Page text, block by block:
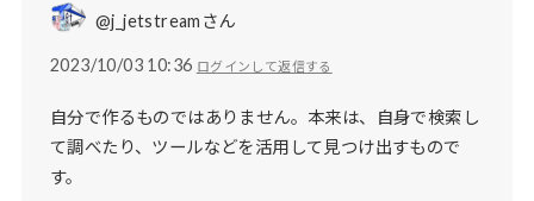
@j_jetstreamさん
2023/10/03 10:36 ログインして返信する
自分で作るものではありません。本来は、自身で検索し
て調べたり、ツールなどを活用して見つけ出すもので
す。